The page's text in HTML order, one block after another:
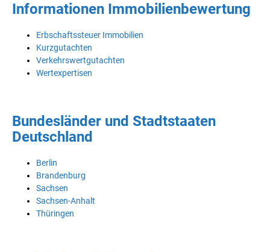
Informationen Immobilienbewertung
Erbschaftssteuer Immobilien
Kurzgutachten
Verkehrswertgutachten
Wertexpertisen
Bundesländer und Stadtstaaten
Deutschland
Berlin
Brandenburg
Sachsen
Sachsen-Anhalt
Thüringen